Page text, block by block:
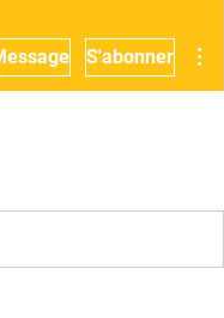
S'abonner